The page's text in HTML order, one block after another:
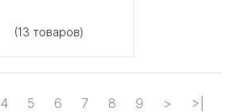
(13 товаров)
4 5 6 7 8 9 > >|